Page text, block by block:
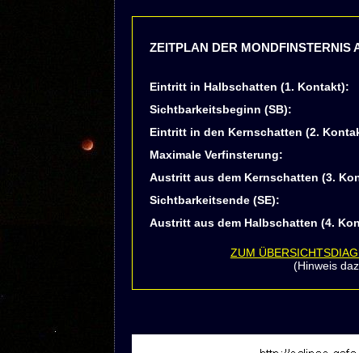
ZEITPLAN DER MONDFINSTERNIS
Eintritt in Halbschatten (1. Kontakt):
Sichtbarkeitsbeginn (SB):
Eintritt in den Kernschatten (2.
Maximale Verfinsterung:
Austritt aus dem Kernschatten (3.
Sichtbarkeitsende (SE):
Austritt aus dem Halbschatten (4.
ZUM
(Hinweis